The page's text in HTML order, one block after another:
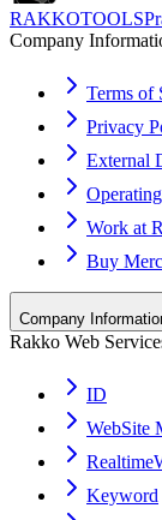
RAKKOTOOLS
Company
Terms of
Privacy
External
Work at
Buy
Company
Rakko Web
ID
WebSite
Keyword